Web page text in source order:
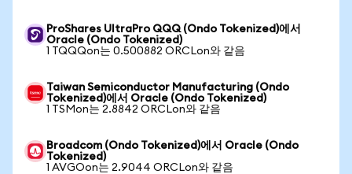
ProShares UltraPro QQQ (Ondo Tokenized)에서
Oracle (Ondo Tokenized)
1 TQQQon는 0.500882 ORCLon와 같음
Taiwan Semiconductor Manufacturing (Ondo
Tokenized)에서 Oracle (Ondo Tokenized)
1 TSMon는 2.8842 ORCLon와 같음
Broadcom (Ondo Tokenized)에서 Oracle (Ondo
Tokenized)
1 AVGOon는 2.9044 ORCLon와 같음